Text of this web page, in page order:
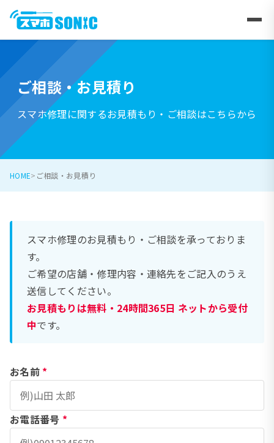
ご相談・お見積り
スマホ修理に関するお見積もり・ご相談はこちらから
HOME ご相談・お見積り
スマホ修理のお見積もり・ご相談を承っておりま
す。
ご希望の店舗・修理内容・連絡先をご記入のうえ
送信してください。
お見積もりは無料・24時間365日 ネットから受付
中です。
お名前 *
お電話番号 *